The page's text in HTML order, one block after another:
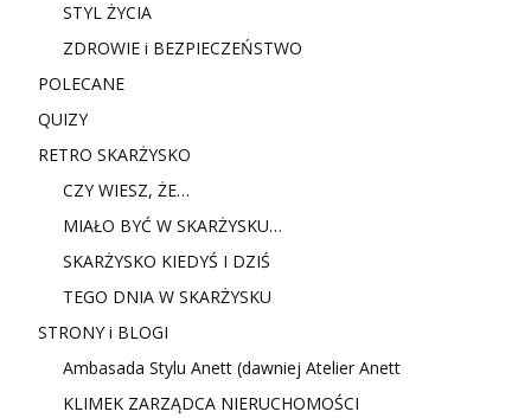
STYL ŻYCIA
ZDROWIE i BEZPIECZEŃSTWO
POLECANE
QUIZY
RETRO SKARŻYSKO
CZY WIESZ, ŻE…
MIAŁO BYĆ W SKARŻYSKU…
SKARŻYSKO KIEDYŚ I DZIŚ
TEGO DNIA W SKARŻYSKU
STRONY i BLOGI
Ambasada Stylu Anett (dawniej Atelier Anett
KLIMEK ZARZĄDCA NIERUCHOMOŚCI